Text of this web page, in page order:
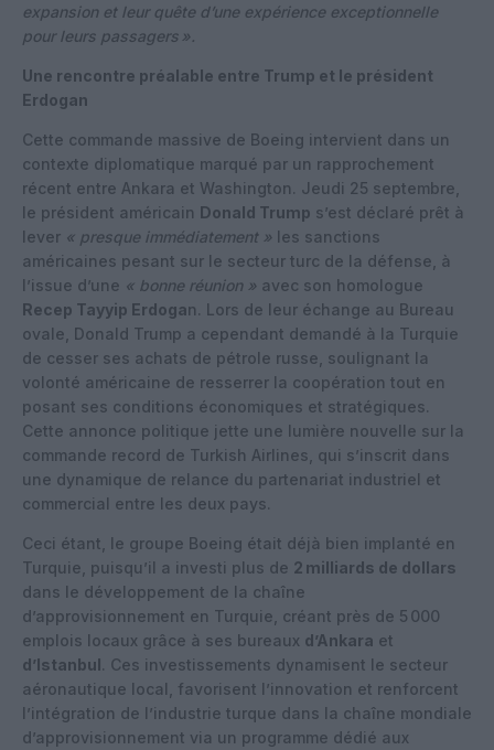
expansion et leur quête d’une expérience exceptionnelle
pour leurs passagers ».
Une rencontre préalable entre Trump et le président
Erdogan
Cette commande massive de Boeing intervient dans un
contexte diplomatique marqué par un rapprochement
récent entre Ankara et Washington. Jeudi 25 septembre,
le président américain Donald Trump s’est déclaré prêt à
lever « presque immédiatement » les sanctions
américaines pesant sur le secteur turc de la défense, à
l’issue d’une « bonne réunion » avec son homologue
Recep Tayyip Erdogan. Lors de leur échange au Bureau
ovale, Donald Trump a cependant demandé à la Turquie
de cesser ses achats de pétrole russe, soulignant la
volonté américaine de resserrer la coopération tout en
posant ses conditions économiques et stratégiques.
Cette annonce politique jette une lumière nouvelle sur la
commande record de Turkish Airlines, qui s’inscrit dans
une dynamique de relance du partenariat industriel et
commercial entre les deux pays.
Ceci étant, le groupe Boeing était déjà bien implanté en
Turquie, puisqu’il a investi plus de 2 milliards de dollars
dans le développement de la chaîne
d’approvisionnement en Turquie, créant près de 5 000
emplois locaux grâce à ses bureaux d’Ankara et
d’Istanbul. Ces investissements dynamisent le secteur
aéronautique local, favorisent l’innovation et renforcent
l’intégration de l’industrie turque dans la chaîne mondiale
d’approvisionnement via un programme dédié aux